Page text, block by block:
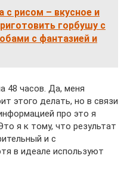
с рисом – вкусное и
горбушу с
с фантазией и
48 часов. Да, меня
этого делать, но в связи
про это я
я к тому, что результат
и с
в идеале используют